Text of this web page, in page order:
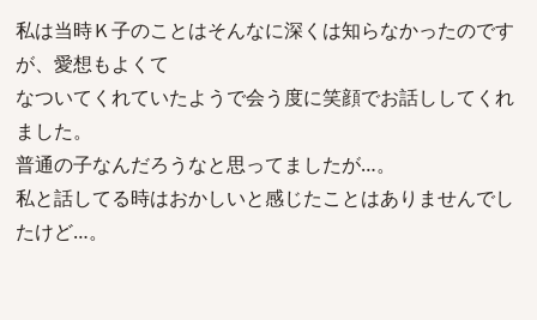
私は当時Ｋ子のことはそんなに深くは知らなかったのです
が、愛想もよくて
なついてくれていたようで会う度に笑顔でお話ししてくれ
ました。
普通の子なんだろうなと思ってましたが…。
私と話してる時はおかしいと感じたことはありませんでし
たけど…。